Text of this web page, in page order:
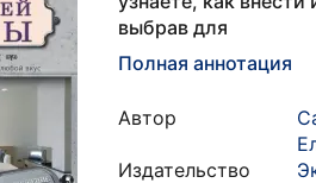
выбрав для
Полная аннотация
Автор
Издательство